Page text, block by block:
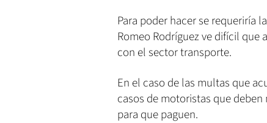
Para poder hacer se requeriría
Romeo Rodríguez ve difícil
con el sector transporte.
En el caso de las multas que
casos de motoristas que
para que paguen.